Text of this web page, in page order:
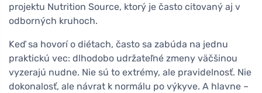
projektu Nutrition Source, ktorý je často citovaný aj v
odborných kruhoch.
Keď sa hovorí o diétach, často sa zabúda na jednu
praktickú vec: dlhodobo udržateľné zmeny väčšinou
vyzerajú nudne. Nie sú to extrémy, ale pravidelnosť. Nie
dokonalosť, ale návrat k normálu po výkyve. A hlavne –